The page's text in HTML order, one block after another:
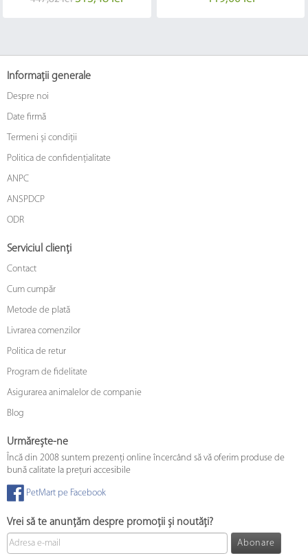
Informații generale
Despre noi
Date firmă
Termeni și condiții
Politica de confidențialitate
ANPC
ANSPDCP
ODR
Serviciul clienți
Contact
Cum cumpăr
Metode de plată
Livrarea comenzilor
Politica de retur
Program de fidelitate
Asigurarea animalelor de companie
Blog
Urmărește-ne
Încă din 2008 suntem prezenți online încercând să vă oferim produse de
bună calitate la prețuri accesibile
PetMart pe Facebook
Vrei să te anunțăm despre promoții și noutăți?
Abonare